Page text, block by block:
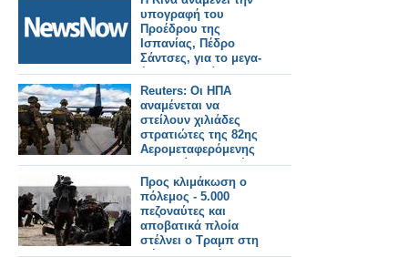
και τα καύσιμα από
την κρίση στη Μέση
Ανατολή»
υπογραφή του
Προέδρου της
Ισπανίας, Πέδρο
Σάντσες, για το μεγα-
έργο του Δρόμου του
Μεταξιού. Κινέζοι
κατασκευαστές
ετοιμάζονται για
μελλοντικές
σιδηροδρομικές
γραμμές υψηλής
ταχύτητας.
Reuters: Οι ΗΠΑ
αναμένεται να
στείλουν χιλιάδες
στρατιώτες της 82ης
Αερομεταφερόμενης
Μεραρχίας στη Μέση
Ανατολή
Προς κλιμάκωση ο
πόλεμος - 5.000
πεζοναύτες και
αποβατικά πλοία
στέλνει ο Τραμπ στη